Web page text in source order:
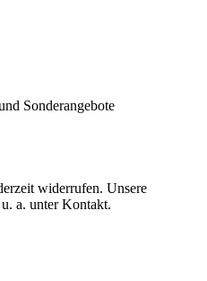
Sonderangebote
widerrufen. Unsere
a. unter Kontakt.